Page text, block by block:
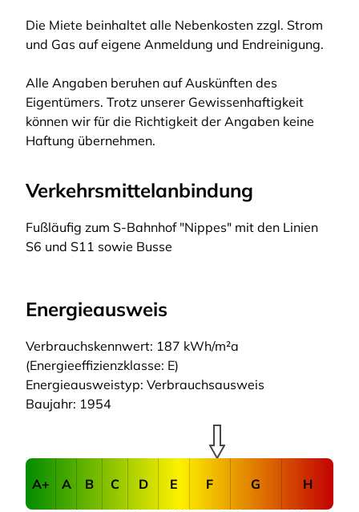
Die Miete beinhaltet alle Nebenkosten zzgl. Strom
und Gas auf eigene Anmeldung und Endreinigung.
Alle Angaben beruhen auf Auskünften des
Eigentümers. Trotz unserer Gewissenhaftigkeit
können wir für die Richtigkeit der Angaben keine
Haftung übernehmen.
Verkehrsmittelanbindung
Fußläufig zum S-Bahnhof "Nippes" mit den Linien
S6 und S11 sowie Busse
Energieausweis
Verbrauchskennwert: 187 kWh/m²a
(Energieeffizienzklasse: E)
Energieausweistyp: Verbrauchsausweis
Baujahr: 1954
A+ A B C D E F G H